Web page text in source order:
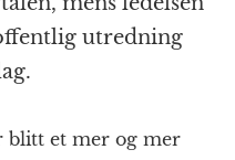
utredning
blitt et mer og mer